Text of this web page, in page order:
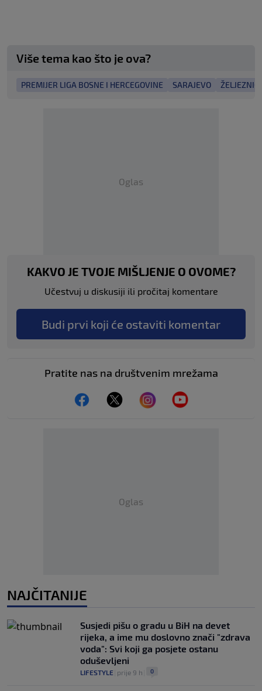
Više tema kao što je ova?
PREMIJER LIGA BOSNE I HERCEGOVINE SARAJEVO
Oglas
KAKVO JE TVOJE MIŠLJENJE O OVOME?
Učestvuj u diskusiji ili pročitaj komentare
Budi prvi koji će ostaviti komentar
Pratite nas na društvenim mrežama
Oglas
NAJČITANIJE
Susjedi pišu o gradu u BiH na devet
rijeka, a ime mu doslovno znači "zdrava
voda": Svi koji ga posjete ostanu
oduševljeni
LIFESTYLE prije 9 h 0